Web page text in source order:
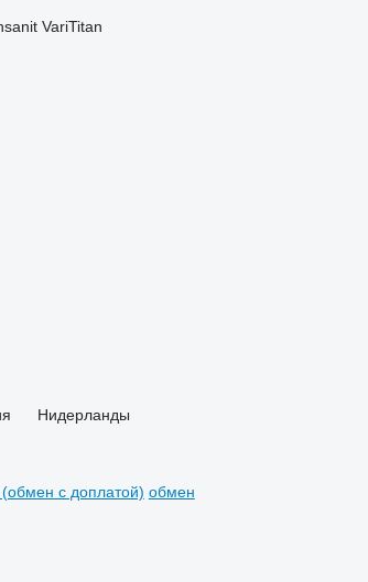
VariTitan
Нидерланды
с доплатой) обмен